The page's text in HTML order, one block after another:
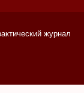
журнал